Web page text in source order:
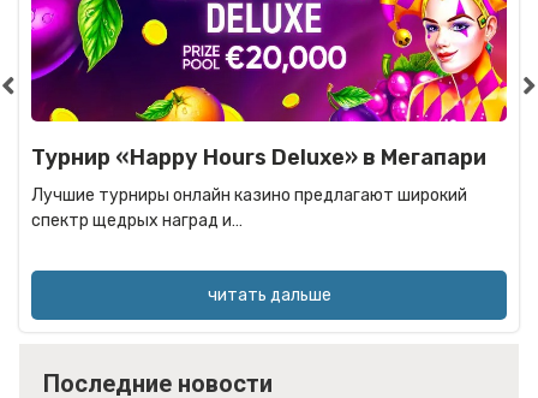
Турнир «Happy Hours Deluxe» в Мегапари
Лучшие турниры онлайн казино предлагают широкий
спектр щедрых наград и…
читать дальше
Последние новости